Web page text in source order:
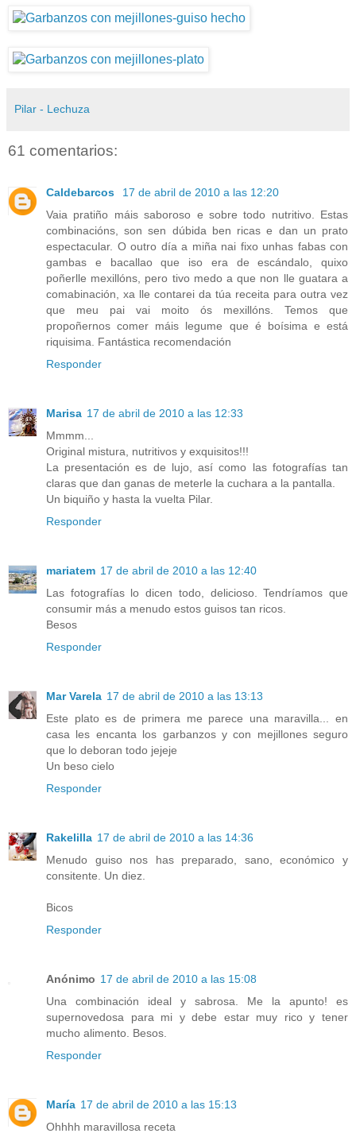
Pilar - Lechuza
61 comentarios:
Caldebarcos
17 de abril de 2010 a las 12:20
Vaia pratiño máis saboroso e sobre todo nutritivo. Estas
combinacións, son sen dúbida ben ricas e dan un prato
espectacular. O outro día a miña nai fixo unhas fabas con
gambas e bacallao que iso era de escándalo, quixo
poñerlle mexillóns, pero tivo medo a que non lle guatara a
comabinación, xa lle contarei da túa receita para outra vez
que meu pai vai moito ós mexillóns. Temos que
propoñernos comer máis legume que é boísima e está
riquisima. Fantástica recomendación
Responder
Marisa 17 de abril de 2010 a las 12:33
Mmmm...
Original mistura, nutritivos y exquisitos!!!
La presentación es de lujo, así como las fotografías tan
claras que dan ganas de meterle la cuchara a la pantalla.
Un biquiño y hasta la vuelta Pilar.
Responder
mariatem 17 de abril de 2010 a las 12:40
Las fotografías lo dicen todo, delicioso. Tendríamos que
consumir más a menudo estos guisos tan ricos.
Besos
Responder
Mar Varela 17 de abril de 2010 a las 13:13
Este plato es de primera me parece una maravilla... en
casa les encanta los garbanzos y con mejillones seguro
que lo deboran todo jejeje
Un beso cielo
Responder
Rakelilla 17 de abril de 2010 a las 14:36
Menudo guiso nos has preparado, sano, económico y
consitente. Un diez.
Bicos
Responder
Anónimo 17 de abril de 2010 a las 15:08
Una combinación ideal y sabrosa. Me la apunto! es
supernovedosa para mi y debe estar muy rico y tener
mucho alimento. Besos.
Responder
María 17 de abril de 2010 a las 15:13
Ohhhh maravillosa receta